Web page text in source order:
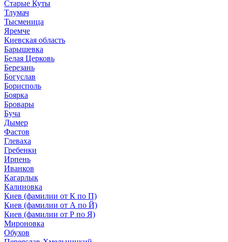
Старые Куты
Тлумач
Тысменица
Яремче
Киевская область
Барышевка
Белая Церковь
Березань
Богуслав
Борисполь
Боярка
Бровары
Буча
Дымер
Фастов
Глеваха
Гребенки
Ирпень
Иванков
Кагарлык
Калиновка
Киев (фамилии от К по П)
Киев (фамилии от А по Й)
Киев (фамилии от Р по Я)
Мироновка
Обухов